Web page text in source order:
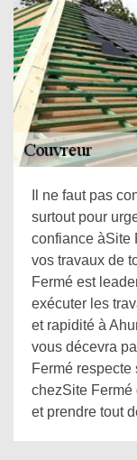
Il ne faut pas
surtout pour
confiance àSite
vos travaux de
Fermé est
exécuter les
et rapidité à
vous décevra
Fermé respecte
chezSite Fermé
et prendre tout